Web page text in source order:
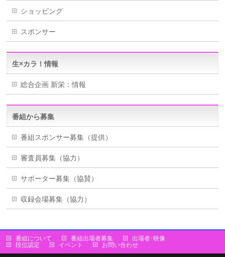
ショッピング
スポンサー
生×カラ！情報
総合企画 新栄：情報
番組から募集
番組スポンサー募集（提供）
審査員募集（協力）
サポーター募集（協賛）
収録会場募集（協力）
番組について 番組出場者募集
出場者･映像
段位認定
イベント お問い合わせ